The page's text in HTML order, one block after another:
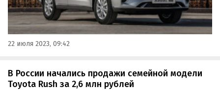
22 июля 2023, 09:42
В России начались продажи семейной модели
Toyota Rush за 2,6 млн рублей